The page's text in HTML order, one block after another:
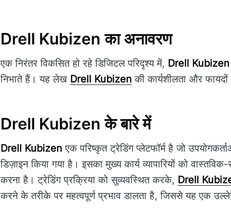
Drell Kubizen का अनावरण
एक निरंतर विकसित हो रहे डिजिटल परिदृश्य में, Drell Kubizen
निभाते हैं। यह लेख Drell Kubizen की कार्यशीलता और
Drell Kubizen के बारे में
Drell Kubizen एक परिष्कृत ट्रेडिंग प्लेटफॉर्म है जो
डिज़ाइन किया गया है। इसका मुख्य कार्य व्यापारियों को
करना है। ट्रेडिंग प्रक्रिया को सुव्यवस्थित करके, Drell
करने के तरीके पर महत्वपूर्ण प्रभाव डालता है, जिससे यह एक